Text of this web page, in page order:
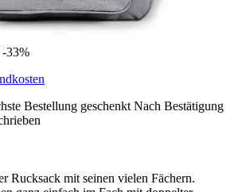
-33%
Bestellung geschenkt Nach Bestätigung
Rucksack mit seinen vielen Fächern.